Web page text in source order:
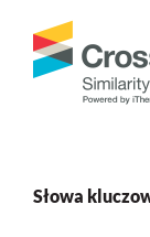
Słowa